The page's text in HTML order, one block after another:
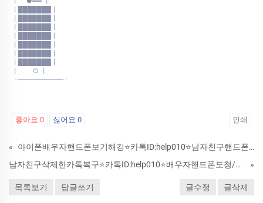
┃ ○ ┃
╰━━━━━━━╯
좋아요 0 싫어요 0 인쇄
«
아이폰배우자핸드폰보기해킹⭐카톡ID:help010⭐남자친구핸드폰복제/카카오톡확인/휴대폰도청/위치추적/복제폰/쌍둥이폰
남자친구삭제한카톡복구⭐카톡ID:help010⭐배우자핸드폰도청/감청/카카오톡해킹/카카오톡복원/위치추적/스마트폰해킹/복제폰/스파이앱/IT흥신소
»
목록보기 답글쓰기 글수정 글삭제